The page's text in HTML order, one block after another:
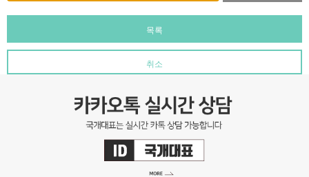
목록
취소